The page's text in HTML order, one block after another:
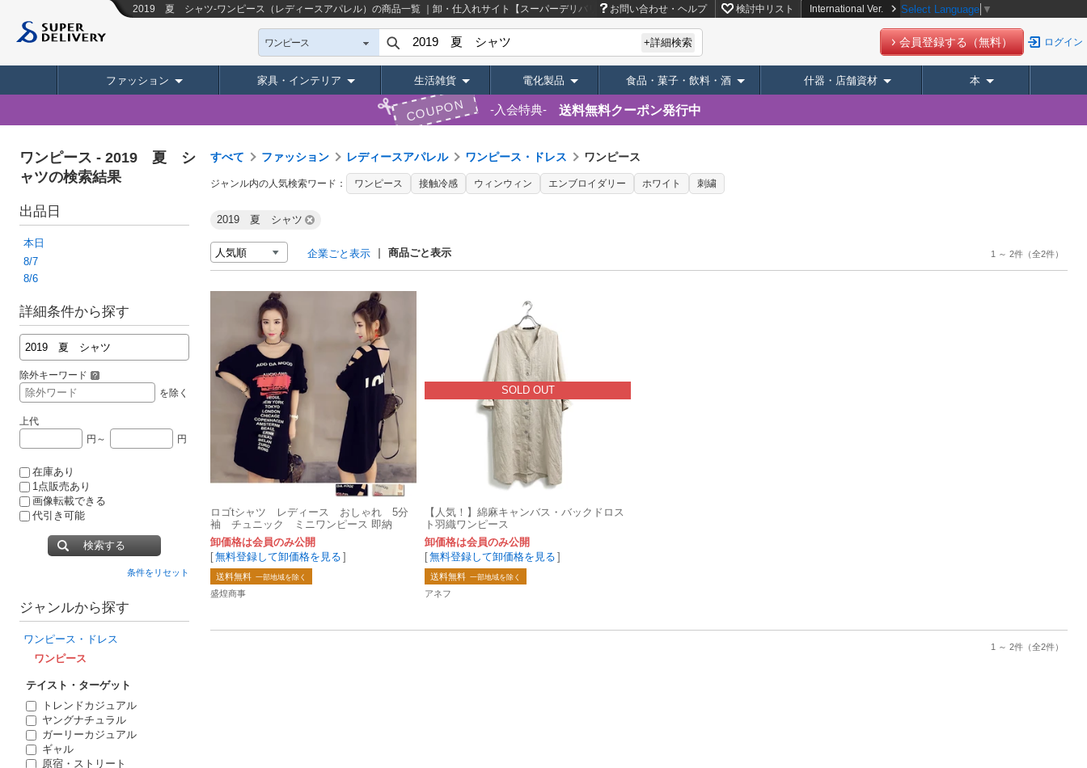
2019 夏 シャツ-ワンピース（レディースアパレル）の商品一覧 ｜卸・仕入れサイト【スーパーデリバリー】お問い合わせ・ヘルプ 検討中リスト International Ver. Select Language ▼
ワンピース +詳細検索 会員登録する（無料） ログイン
ファッション 家具・インテリア 生活雑貨 電化製品 食品・菓子・飲料・酒 什器・店舗資材 本
COUPON 入会特典 送料無料クーポン発行中
ワンピース - 2019 夏 シ
ャツの検索結果
出品日
本日
8/7
8/6
詳細条件から探す
除外キーワード
を除く
上代
円～
円
在庫あり
1点販売あり
画像転載できる
代引き可能
検索する
条件をリセット
ジャンルから探す
ワンピース・ドレス
ワンピース
テイスト・ターゲット
トレンドカジュアル
ヤングナチュラル
ガーリーカジュアル
ギャル
原宿・ストリート
すべて ファッション レディースアパレル ワンピース・ドレス ワンピース
ジャンル内の人気検索ワード： ワンピース 接触冷感 ウィンウィン エンブロイダリー ホワイト 刺繍
2019 夏 シャツ
企業ごと表示 商品ごと表示 1 ～ 2件 （全2件）
ロゴtシャツ レディース おしゃれ 5分
袖 チュニック ミニワンピース 即納
卸価格は会員のみ公開
[無料登録して卸価格を見る ]
送料無料 一部地域を除く
盛煌商事
SOLD OUT
【人気！】綿麻キャンバス・バックドロス
ト羽織ワンピース
卸価格は会員のみ公開
[無料登録して卸価格を見る ]
送料無料 一部地域を除く
アネフ
1 ～ 2件 （全2件）